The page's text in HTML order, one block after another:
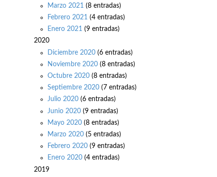
Marzo 2021 (8 entradas)
Febrero 2021 (4 entradas)
Enero 2021 (9 entradas)
2020
Diciembre 2020 (6 entradas)
Noviembre 2020 (8 entradas)
Octubre 2020 (8 entradas)
Septiembre 2020 (7 entradas)
Julio 2020 (6 entradas)
Junio 2020 (9 entradas)
Mayo 2020 (8 entradas)
Marzo 2020 (5 entradas)
Febrero 2020 (9 entradas)
Enero 2020 (4 entradas)
2019